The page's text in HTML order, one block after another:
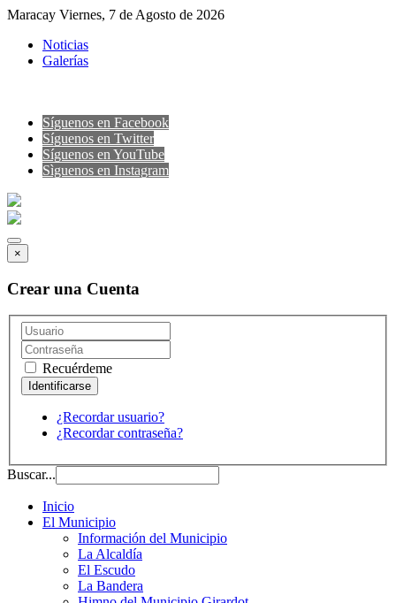
Maracay Viernes, 7 de Agosto de 2026
Noticias
Galerías
Síguenos en Facebook
Síguenos en Twitter
Síguenos en YouTube
Sìguenos en Instagram
×
Crear una Cuenta
Recuérdeme
¿Recordar usuario?
¿Recordar contraseña?
Buscar...
Inicio
El Municipio
Información del Municipio
La Alcaldía
El Escudo
La Bandera